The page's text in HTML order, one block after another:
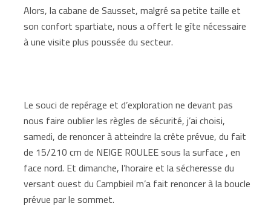
Alors, la cabane de Sausset, malgré sa petite taille et
son confort spartiate, nous a offert le gîte nécessaire
à une visite plus poussée du secteur.
Le souci de repérage et d’exploration ne devant pas
nous faire oublier les règles de sécurité, j’ai choisi,
samedi, de renoncer à atteindre la crête prévue, du fait
de 15/210 cm de NEIGE ROULEE sous la surface , en
face nord. Et dimanche, l’horaire et la sécheresse du
versant ouest du Campbieil m’a fait renoncer à la boucle
prévue par le sommet.